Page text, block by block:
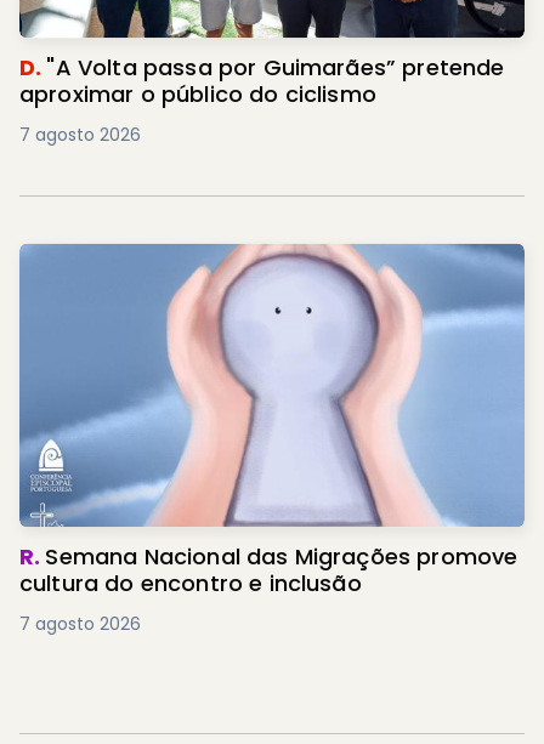
D. "A Volta passa por Guimarães” pretende
aproximar o público do ciclismo
7 agosto 2026
R. Semana Nacional das Migrações promove
cultura do encontro e inclusão
7 agosto 2026